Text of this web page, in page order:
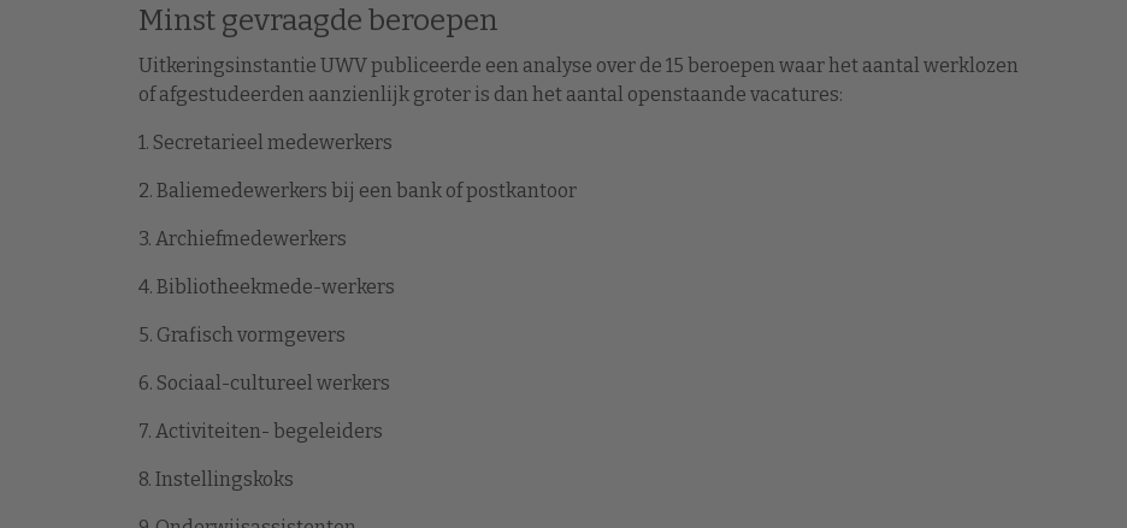
Minst gevraagde beroepen
Uitkeringsinstantie UWV publiceerde een analyse over de 15 beroepen waar het aantal werklozen
of afgestudeerden aanzienlijk groter is dan het aantal openstaande vacatures:
1. Secretarieel medewerkers
2. Baliemedewerkers bij een bank of postkantoor
3. Archiefmedewerkers
4. Bibliotheekmede-werkers
5. Grafisch vormgevers
6. Sociaal-cultureel werkers
7. Activiteiten- begeleiders
8. Instellingskoks